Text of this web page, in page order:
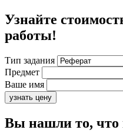
Узнайте
работы!
Тип задания
Предмет
Ваше имя
узнать цену
Вы нашли то, что